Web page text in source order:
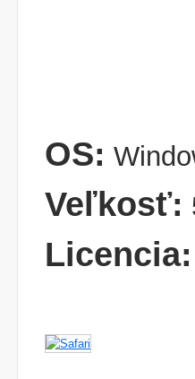
OS:
Veľkosť:
Licencia: